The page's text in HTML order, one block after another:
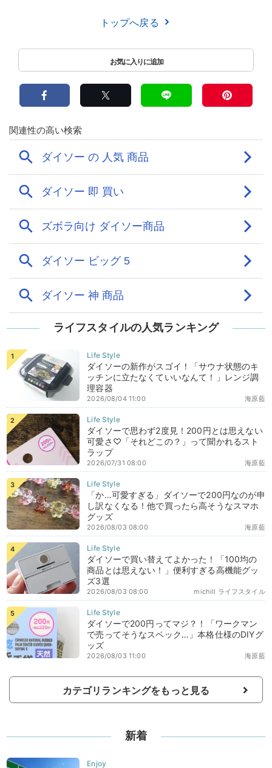
トップへ戻る
ライフスタイルの人気ランキング
ダイソーの新作がスゴイ！「サウナ状態のキ
ッチンに立たなくていいなんて！」レンジ調
理容器
海原藍
2026/08/04 11:00
ダイソーで思わず2度見！200円とは思えない
可愛さ♡「それどこの？」って聞かれるスト
ラップ
海原藍
2026/07/31 08:00
「か…可愛すぎる」ダイソーで200円なのが申
し訳なくなる！他で買ったら高そうなスマホ
グッズ
海原藍
2026/08/03 08:00
ダイソーで買い替えてよかった！「100均の
商品とは思えない！」便利すぎる高機能グッ
ズ3選
michill ライフスタイル
2026/08/03 08:00
ダイソーで200円ってマジ？！「ワークマン
で売ってそうなスペック…」本格仕様のDIYグ
ッズ
海原藍
2026/08/03 11:00
カテゴリランキングをもっと見る
新着